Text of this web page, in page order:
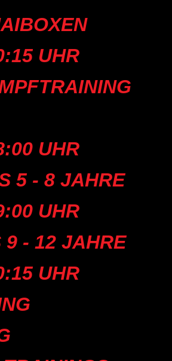
UHR
UHR
5 - 8 JAHRE
UHR
9 - 12 JAHRE
UHR